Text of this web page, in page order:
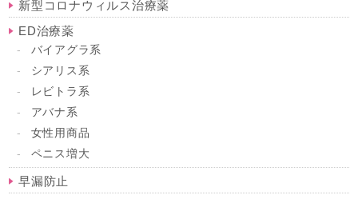
新型コロナウィルス治療薬
ED治療薬
バイアグラ系
シアリス系
レビトラ系
アバナ系
女性用商品
ペニス増大
早漏防止